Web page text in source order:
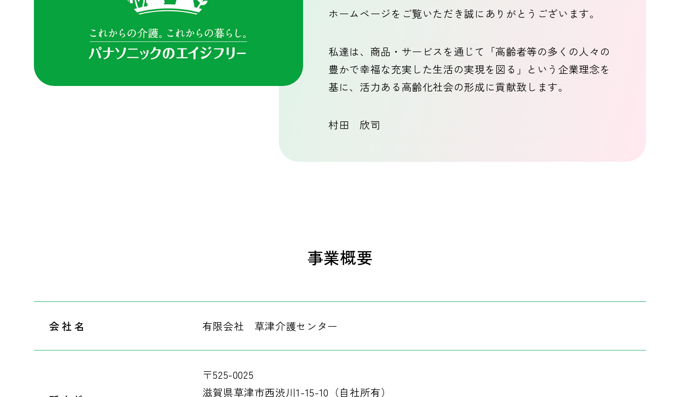
ホームページをご覧いただき誠にありがとうございます。
私達は、商品・サービスを通じて「高齢者等の多くの人々の
豊かで幸福な充実した生活の実現を図る」という企業理念を
基に、活力ある高齢化社会の形成に貢献致します。
村田 欣司
事業概要
会社名 有限会社 草津介護センター
〒525-0025
滋賀県草津市西渋川1-15-10（自社所有）